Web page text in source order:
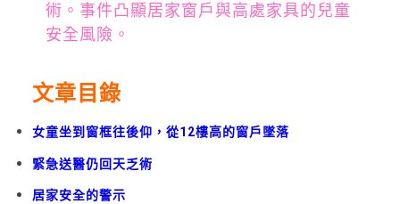
術。事件凸顯居家窗戶與高處家具的兒童
安全風險。
文章目錄
女童坐到窗框往後仰，從12樓高的窗戶墜落
緊急送醫仍回天乏術
居家安全的警示